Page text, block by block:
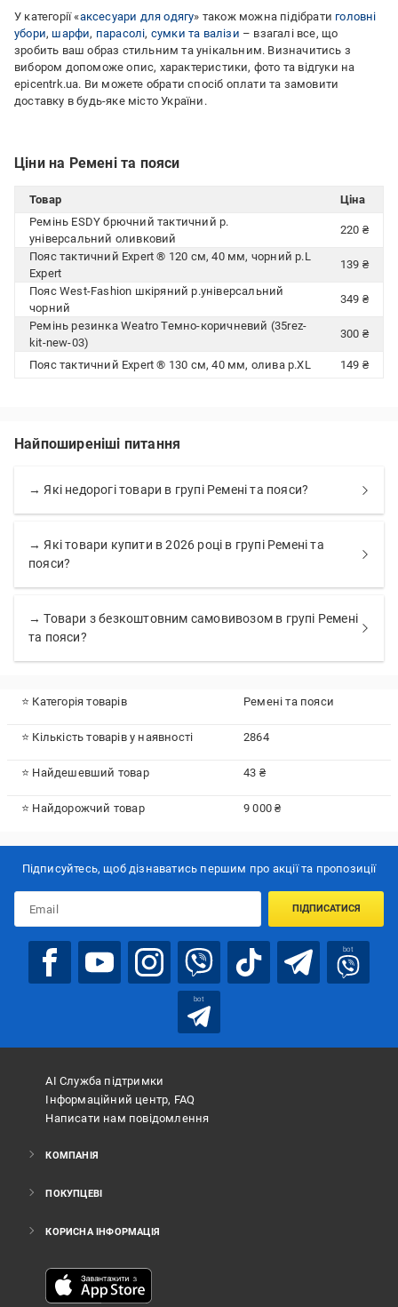
У категорії «аксесуари для одягу» також можна підібрати головні
убори, шарфи, парасолі, сумки та валізи – взагалі все, що
зробить ваш образ стильним та унікальним. Визначитись з
вибором допоможе опис, характеристики, фото та відгуки на
epicentrk.ua. Ви можете обрати спосіб оплати та замовити
доставку в будь-яке місто України.
Ціни на Ремені та пояси
Товар
Ціна
Ремінь ESDY брючний тактичний р.
універсальний оливковий
220 ₴
Пояс тактичний Expert ® 120 см, 40 мм, чорний р.L
Expert
139 ₴
Пояс West-Fashion шкіряний р.універсальний
чорний
349 ₴
Ремінь резинка Weatro Темно-коричневий (35rez-
kit-new-03)
300 ₴
Пояс тактичний Expert ® 130 см, 40 мм, олива р.XL 149 ₴
Найпоширеніші питання
→ Які недорогі товари в групі Ремені та пояси?
→ Які товари купити в 2026 році в групі Ремені та
пояси?
→ Товари з безкоштовним самовивозом в групі Ремені
та пояси?
⭐ Категорія товарів Ремені та пояси
⭐ Кількість товарів у наявності 2864
⭐ Найдешевший товар 43 ₴
⭐ Найдорожчий товар 9 000 ₴
Підписуйтесь, щоб дізнаватись першим про акції та пропозиції
ПІДПИСАТИСЯ
bot
bot
АІ Служба підтримки
Інформаційний центр, FAQ
Написати нам повідомлення
КОМПАНІЯ
ПОКУПЦЕВІ
КОРИСНА ІНФОРМАЦІЯ